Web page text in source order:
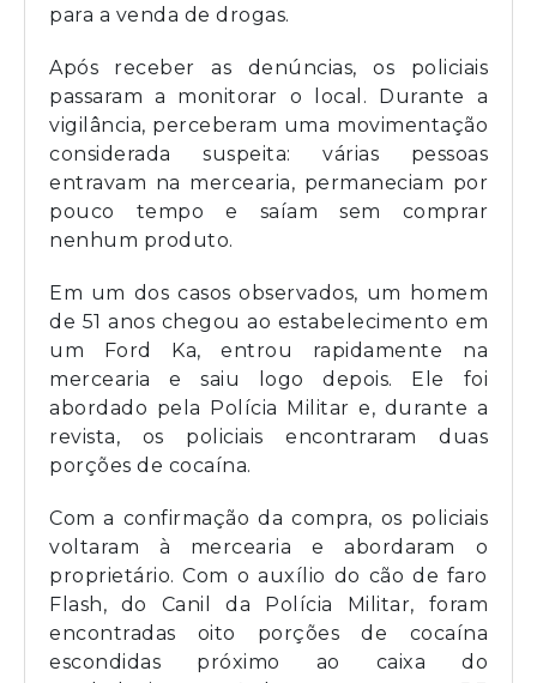
para a venda de drogas.
Após receber as denúncias, os policiais
passaram a monitorar o local. Durante a
vigilância, perceberam uma movimentação
considerada suspeita: várias pessoas
entravam na mercearia, permaneciam por
pouco tempo e saíam sem comprar
nenhum produto.
Em um dos casos observados, um homem
de 51 anos chegou ao estabelecimento em
um Ford Ka, entrou rapidamente na
mercearia e saiu logo depois. Ele foi
abordado pela Polícia Militar e, durante a
revista, os policiais encontraram duas
porções de cocaína.
Com a confirmação da compra, os policiais
voltaram à mercearia e abordaram o
proprietário. Com o auxílio do cão de faro
Flash, do Canil da Polícia Militar, foram
encontradas oito porções de cocaína
escondidas próximo ao caixa do